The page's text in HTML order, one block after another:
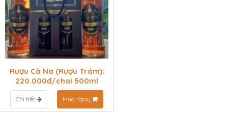
Rượu Cà Na (Rượu Trám):
220.000đ/chai 500ml
Chi tiết Mua ngay